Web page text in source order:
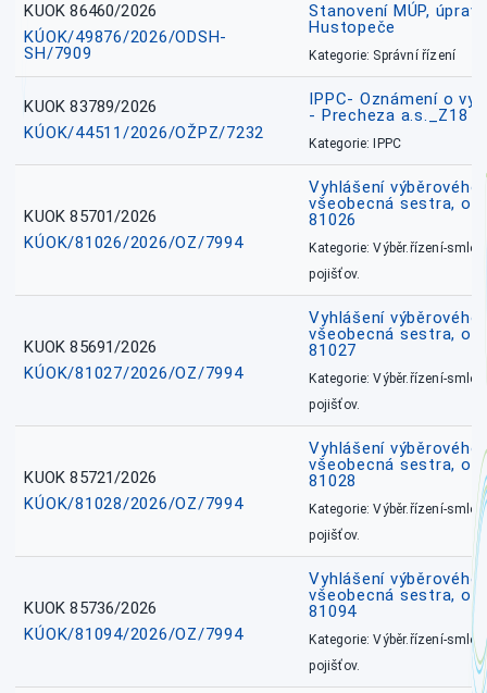
KUOK 86460/2026
KÚOK/49876/2026/ODSH-
SH/7909
Stanovení MÚP,
Hustopeče
Kategorie: Správní řízení
KUOK 83789/2026
KÚOK/44511/2026/OŽPZ/7232
IPPC- Oznámení o
- Precheza a.s._Z18
Kategorie: IPPC
KUOK 85701/2026
KÚOK/81026/2026/OZ/7994
Vyhlášení
všeobecná sestra,
81026
Kategorie: Výběr.řízení-
pojišťov.
KUOK 85691/2026
KÚOK/81027/2026/OZ/7994
Vyhlášení
všeobecná sestra,
81027
Kategorie: Výběr.řízení-
pojišťov.
KUOK 85721/2026
KÚOK/81028/2026/OZ/7994
Vyhlášení
všeobecná sestra,
81028
Kategorie: Výběr.řízení-
pojišťov.
KUOK 85736/2026
KÚOK/81094/2026/OZ/7994
Vyhlášení
všeobecná sestra,
81094
Kategorie: Výběr.řízení-
pojišťov.